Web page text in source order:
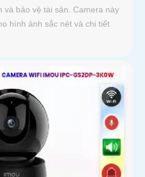
và bảo vệ tài sản. Camera này
hình ảnh sắc nét và chi tiết